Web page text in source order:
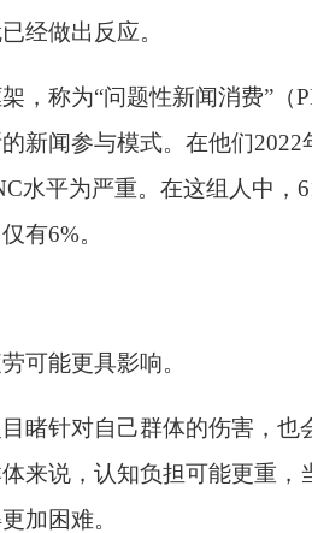
经做出反应。
，称为“问题性新闻消费”
新闻参与模式。在他们
水平为严重。在这组人中，
有6%。
可能更具影响。
睹针对自己群体的伤害，也
来说，认知负担可能更重，
加困难。